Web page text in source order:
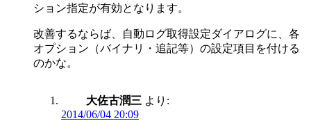
ション指定が有効となります。
改善するならば、自動ログ取得設定ダイアログに、各
オプション（バイナリ・追記等）の設定項目を付ける
のかな。
大佐古潤三 より:
2014/06/04 20:09